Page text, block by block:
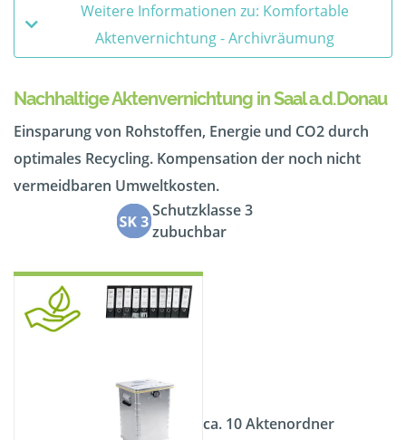
Weitere Informationen zu: Komfortable
Aktenvernichtung - Archivräumung
Nachhaltige Aktenvernichtung in Saal a.d.Donau
Einsparung von Rohstoffen, Energie und CO2 durch
optimales Recycling. Kompensation der noch nicht
vermeidbaren Umweltkosten.
Schutzklasse 3
zubuchbar
ca. 10 Aktenordner